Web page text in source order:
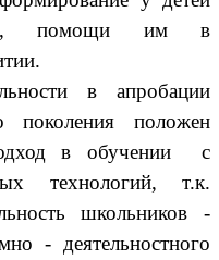
помощи им в
в апробации
поколения положен
в обучении с
технологий, т.к.
школьников -
- деятельностного